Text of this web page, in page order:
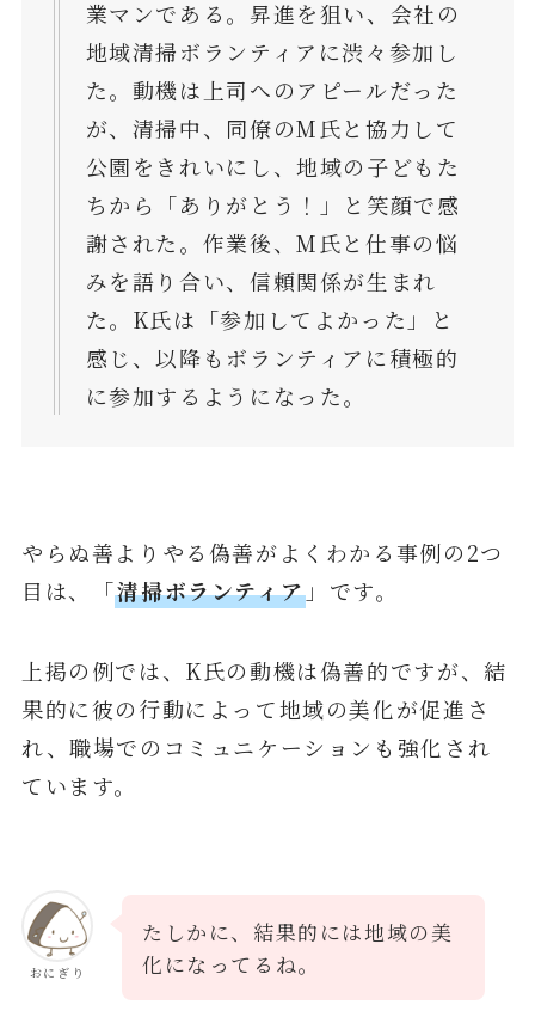
業マンである。昇進を狙い、会社の
地域清掃ボランティアに渋々参加し
た。動機は上司へのアピールだった
が、清掃中、同僚のM氏と協力して
公園をきれいにし、地域の子どもた
ちから「ありがとう！」と笑顔で感
謝された。作業後、M氏と仕事の悩
みを語り合い、信頼関係が生まれ
た。K氏は「参加してよかった」と
感じ、以降もボランティアに積極的
に参加するようになった。
やらぬ善よりやる偽善がよくわかる事例の2つ
目は、「清掃ボランティア 」です。
上掲の例では、K氏の動機は偽善的ですが、結
果的に彼の行動によって地域の美化が促進さ
れ、職場でのコミュニケーションも強化され
ています。
おにぎり
たしかに、結果的には地域の美
化になってるね。